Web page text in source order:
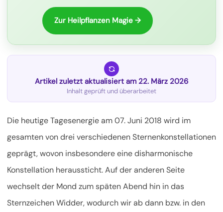
Zur Heilpflanzen Magie →
Artikel zuletzt aktualisiert am 22. März 2026
Inhalt geprüft und überarbeitet
Die heutige Tagesenergie am 07. Juni 2018 wird im
gesamten von drei verschiedenen Sternenkonstellationen
geprägt, wovon insbesondere eine disharmonische
Konstellation heraussticht. Auf der anderen Seite
wechselt der Mond zum späten Abend hin in das
Sternzeichen Widder, wodurch wir ab dann bzw. in den